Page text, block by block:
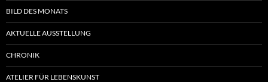
BILD DES MONATS
AKTUELLE AUSSTELLUNG
CHRONIK
ATELIER FÜR LEBENSKUNST